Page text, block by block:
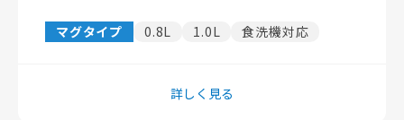
マグタイプ 0.8L 1.0L 食洗機対応
詳しく見る